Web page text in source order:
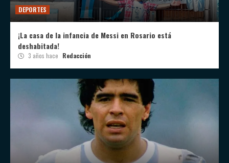
DEPORTES
¡La casa de la infancia de Messi en Rosario está
deshabitada!
3 años hace Redacción